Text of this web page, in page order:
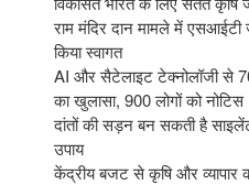
राम मंदिर दान मामले में
किया स्वागत
AI और सैटेलाइट टेक्नोलॉजी से
का खुलासा, 900 लोगों को नोटिस
दांतों की सड़न बन सकती है
उपाय
केंद्रीय बजट से कृषि और व्यापार